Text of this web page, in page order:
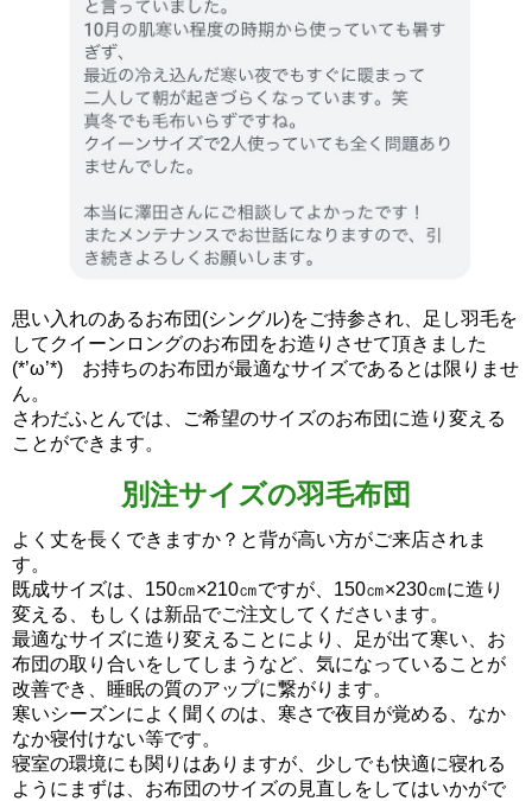
思い入れのあるお布団(シングル)をご持参され、足し羽毛を
してクイーンロングのお布団をお造りさせて頂きました
(*’ω’*) お持ちのお布団が最適なサイズであるとは限りませ
ん。
さわだふとんでは、ご希望のサイズのお布団に造り変える
ことができます。
別注サイズの羽毛布団
よく丈を長くできますか？と背が高い方がご来店されま
す。
既成サイズは、150㎝×210㎝ですが、150㎝×230㎝に造り
変える、もしくは新品でご注文してくださいます。
最適なサイズに造り変えることにより、足が出て寒い、お
布団の取り合いをしてしまうなど、気になっていることが
改善でき、睡眠の質のアップに繋がります。
寒いシーズンによく聞くのは、寒さで夜目が覚める、なか
なか寝付けない等です。
寝室の環境にも関りはありますが、少しでも快適に寝れる
ようにまずは、お布団のサイズの見直しをしてはいかがで